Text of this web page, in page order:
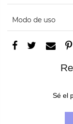
Modo de uso
Sé el